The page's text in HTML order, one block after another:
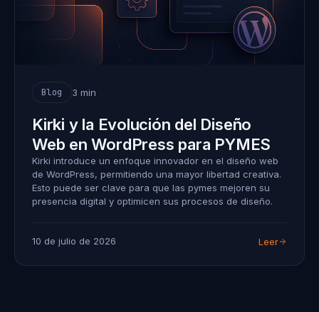
Blog 3 min
Kirki y la Evolución del Diseño
Web en WordPress para PYMES
Kirki introduce un enfoque innovador en el diseño web
de WordPress, permitiendo una mayor libertad creativa.
Esto puede ser clave para que las pymes mejoren su
presencia digital y optimicen sus procesos de diseño.
10 de julio de 2026 Leer